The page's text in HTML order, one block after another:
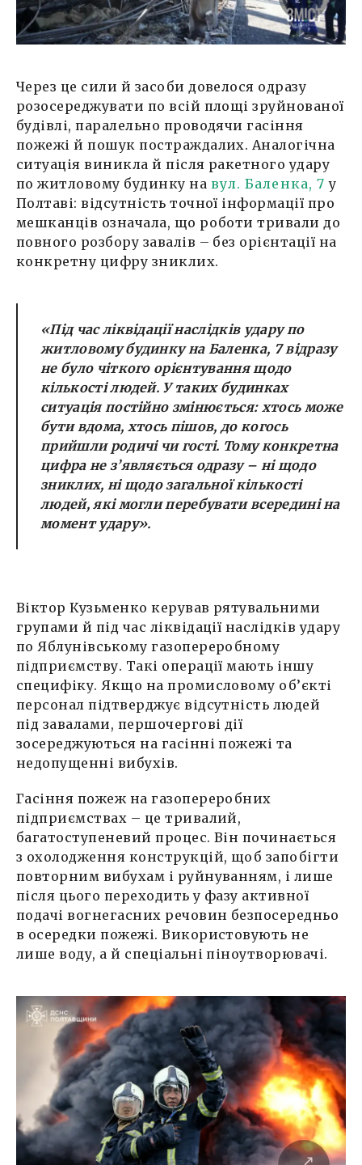
Через це сили й засоби довелося одразу
розосереджувати по всій площі зруйнованої
будівлі, паралельно проводячи гасіння
пожежі й пошук постраждалих. Аналогічна
ситуація виникла й після ракетного удару
по житловому будинку на вул. Баленка, 7 у
Полтаві: відсутність точної інформації про
мешканців означала, що роботи тривали до
повного розбору завалів – без орієнтації на
конкретну цифру зниклих.
«Під час ліквідації наслідків удару по
житловому будинку на Баленка, 7 відразу
не було чіткого орієнтування щодо
кількості людей. У таких будинках
ситуація постійно змінюється: хтось може
бути вдома, хтось пішов, до когось
прийшли родичі чи гості. Тому конкретна
цифра не з’являється одразу – ні щодо
зниклих, ні щодо загальної кількості
людей, які могли перебувати всередині на
момент удару».
Віктор Кузьменко керував рятувальними
групами й під час ліквідації наслідків удару
по Яблунівському газопереробному
підприємству. Такі операції мають іншу
специфіку. Якщо на промисловому об’єкті
персонал підтверджує відсутність людей
під завалами, першочергові дії
зосереджуються на гасінні пожежі та
недопущенні вибухів.
Гасіння пожеж на газопереробних
підприємствах – це тривалий,
багатоступеневий процес. Він починається
з охолодження конструкцій, щоб запобігти
повторним вибухам і руйнуванням, і лише
після цього переходить у фазу активної
подачі вогнегасних речовин безпосередньо
в осередки пожежі. Використовують не
лише воду, а й спеціальні піноутворювачі.